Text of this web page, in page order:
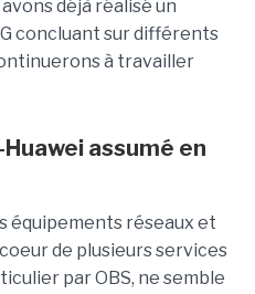
déjà réalisé un
concluant sur différents
à travailler
assumé en
équipements réseaux et
de plusieurs services
par OBS, ne semble